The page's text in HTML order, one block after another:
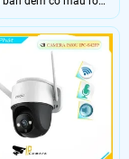
độ phân giải 5.0MP
trang bị giám sát ban
2 mắt tinh tế tích
loa cao cấp, chống
vực, phân biệt người.